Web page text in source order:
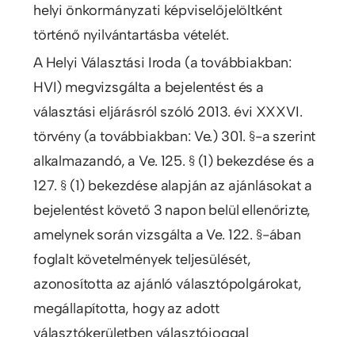
helyi önkormányzati képviselőjelöltként
történő nyilvántartásba vételét.
A Helyi Választási Iroda (a továbbiakban:
HVI) megvizsgálta a bejelentést és a
választási eljárásról szóló 2013. évi XXXVI.
törvény (a továbbiakban: Ve.) 301. §-a szerint
alkalmazandó, a Ve. 125. § (1) bekezdése és a
127. § (1) bekezdése alapján az ajánlásokat a
bejelentést követő 3 napon belül ellenőrizte,
amelynek során vizsgálta a Ve. 122. §-ában
foglalt követelmények teljesülését,
azonosította az ajánló választópolgárokat,
megállapította, hogy az adott
választókerületben választójoggal